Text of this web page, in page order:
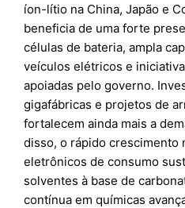
íon-lítio na China, Japão e
beneficia de uma forte
células de bateria, ampla
veículos elétricos e
apoiadas pelo governo.
gigafábricas e projetos de
fortalecem ainda mais a
disso, o rápido crescimento
eletrônicos de consumo
solventes à base de
contínua em químicas